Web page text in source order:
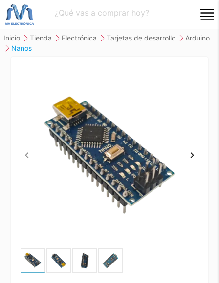
inicio tienda electrónica tarjetas de desarrollo
arduino
nanos